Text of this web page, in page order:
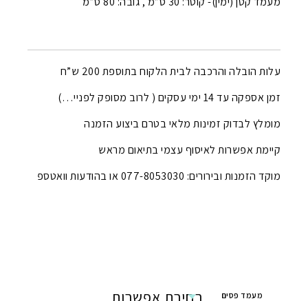
עלות הובלה והרכבה לבית הלקוח בתוספת 200 ש”ח
זמן אספקה עד 14 ימי עסקים ( לרוב מסופק לפניי…)
מומלץ לבדוק זמינות מלאי בטרם ביצוע הזמנה
קיימת אפשרות לאיסוף עצמי בתיאום מראש
מוקד הזמנות ובירורים: 077-8053030 או בהודעות וואטספ
מעמד פסים